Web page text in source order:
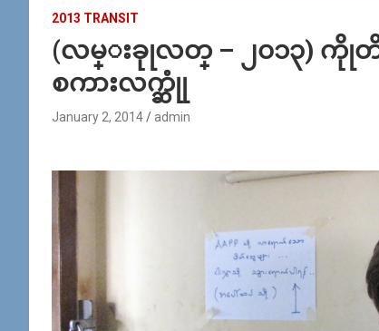
2013 TRANSIT
(လမ္းခုုလတ္ – ၂၀၁၃) ကိုုတိ
စကားလက္ဆုုံ
January 2, 2014 admin